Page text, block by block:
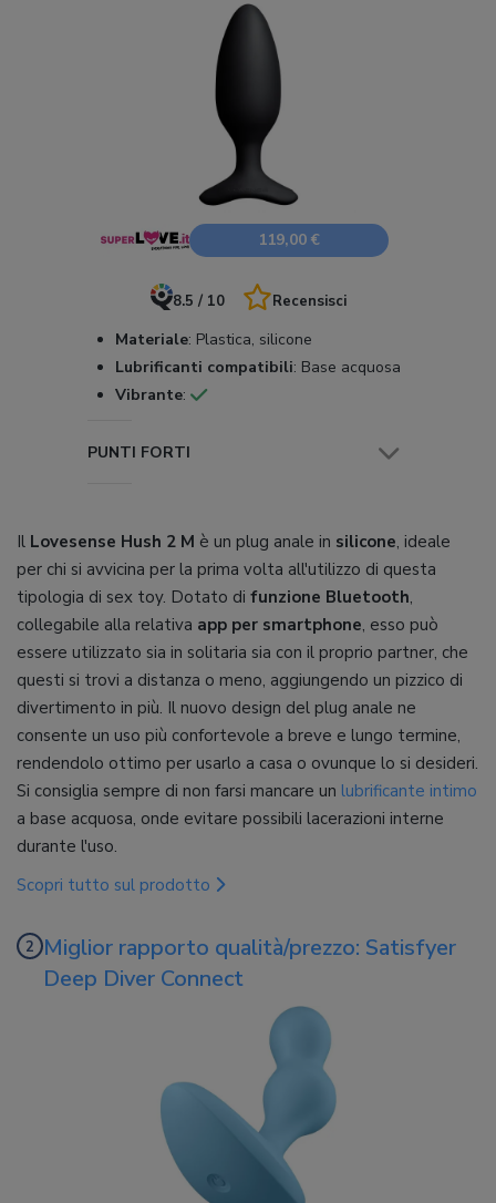
119,00 €
8.5 / 10 Recensisci
Materiale: Plastica, silicone
Lubrificanti compatibili: Base acquosa
Vibrante:
PUNTI FORTI
Il Lovesense Hush 2 M è un plug anale in silicone, ideale
per chi si avvicina per la prima volta all'utilizzo di questa
tipologia di sex toy. Dotato di funzione Bluetooth,
collegabile alla relativa app per smartphone, esso può
essere utilizzato sia in solitaria sia con il proprio partner, che
questi si trovi a distanza o meno, aggiungendo un pizzico di
divertimento in più. Il nuovo design del plug anale ne
consente un uso più confortevole a breve e lungo termine,
rendendolo ottimo per usarlo a casa o ovunque lo si desideri.
Si consiglia sempre di non farsi mancare un lubrificante intimo
a base acquosa, onde evitare possibili lacerazioni interne
durante l'uso.
Scopri tutto sul prodotto
Miglior rapporto qualità/prezzo: Satisfyer
Deep Diver Connect